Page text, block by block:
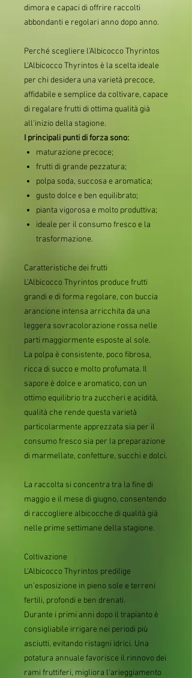
dimora e capaci di offrire raccolti
abbondanti e regolari anno dopo anno.
Perché scegliere l'Albicocco Thyrintos
L'Albicocco Thyrintos è la scelta ideale
per chi desidera una varietà precoce,
affidabile e semplice da coltivare, capace
di regalare frutti di ottima qualità già
all'inizio della stagione.
I principali punti di forza sono:
maturazione precoce;
frutti di grande pezzatura;
polpa soda, succosa e aromatica;
gusto dolce e ben equilibrato;
pianta vigorosa e molto produttiva;
ideale per il consumo fresco e la
trasformazione.
Caratteristiche dei frutti
L'Albicocco Thyrintos produce frutti
grandi e di forma regolare, con buccia
arancione intensa arricchita da una
leggera sovracolorazione rossa nelle
parti maggiormente esposte al sole.
La polpa è consistente, poco fibrosa,
ricca di succo e molto profumata. Il
sapore è dolce e aromatico, con un
ottimo equilibrio tra zuccheri e acidità,
qualità che rende questa varietà
particolarmente apprezzata sia per il
consumo fresco sia per la preparazione
di marmellate, confetture, succhi e dolci.
La raccolta si concentra tra la fine di
maggio e il mese di giugno, consentendo
di raccogliere albicocche di qualità già
nelle prime settimane della stagione.
Coltivazione
L'Albicocco Thyrintos predilige
un'esposizione in pieno sole e terreni
fertili, profondi e ben drenati.
Durante i primi anni dopo il trapianto è
consigliabile irrigare nei periodi più
asciutti, evitando ristagni idrici. Una
potatura annuale favorisce il rinnovo dei
rami fruttiferi, migliora l'arieggiamento